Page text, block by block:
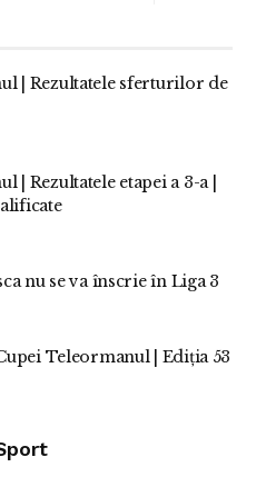
| Rezultatele sferturilor de
| Rezultatele etapei a 3-a |
nu se va înscrie în Liga 3
Teleormanul | Ediția 53